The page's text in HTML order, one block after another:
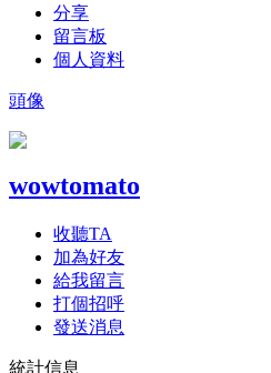
分享
留言板
個人資料
頭像
wowtomato
收聽TA
加為好友
給我留言
打個招呼
發送消息
統計信息